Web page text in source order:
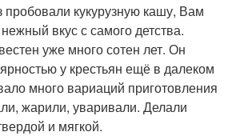
кукурузную кашу, Вам
вкус с самого детства.
уже много сотен лет. Он
у крестьян ещё в далеком
много вариаций приготовления
жарили, уваривали. Делали
и мягкой.